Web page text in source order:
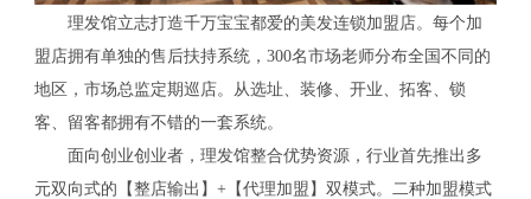
理发馆立志打造千万宝宝都爱的美发连锁加盟店。每个加
盟店拥有单独的售后扶持系统，300名市场老师分布全国不同的
地区，市场总监定期巡店。从选址、装修、开业、拓客、锁
客、留客都拥有不错的一套系统。
面向创业创业者，理发馆整合优势资源，行业首先推出多
元双向式的【整店输出】+【代理加盟】双模式。二种加盟模式